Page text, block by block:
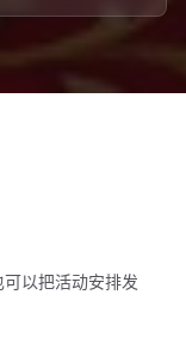
以把活动安排发